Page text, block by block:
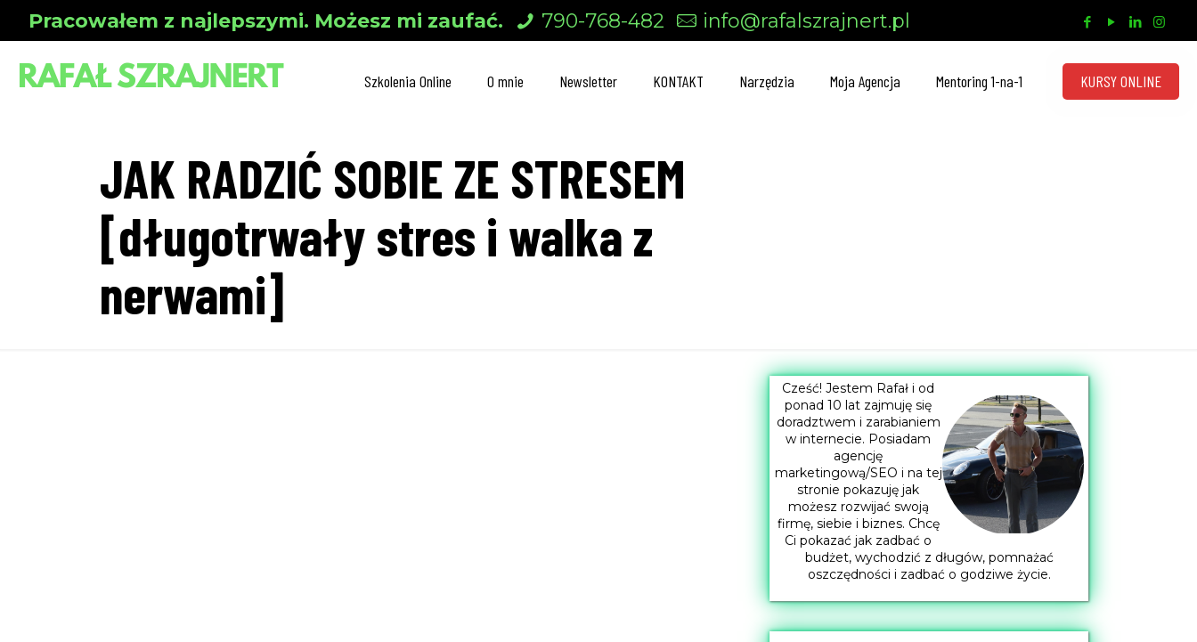
Pracowałem z najlepszymi. Możesz mi zaufać. 790-768-482 info@rafalszrajnert.pl
Szkolenia Online O mnie Newsletter KONTAKT Narzędzia Moja Agencja Mentoring 1-na-1 KURSY ONLINE
JAK RADZIĆ SOBIE ZE STRESEM
[długotrwały stres i walka z
nerwami]
Cześć! Jestem Rafał i od
ponad 10 lat zajmuję się
doradztwem i zarabianiem
w internecie. Posiadam
agencję
marketingową/SEO i na tej
stronie pokazuję jak
możesz rozwijać swoją
firmę, siebie i biznes. Chcę
Ci pokazać jak zadbać o
budżet, wychodzić z długów, pomnażać
oszczędności i zadbać o godziwe życie.